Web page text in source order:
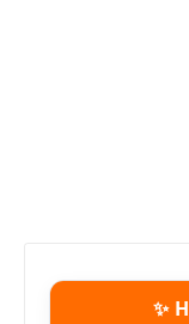
✨